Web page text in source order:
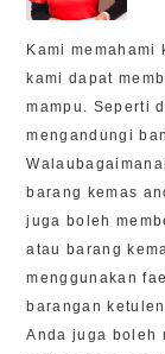
Kami
kami dapat
mampu. Seperti
mengandungi
barang kemas
juga boleh
atau barang
menggunakan
barangan
Anda juga boleh